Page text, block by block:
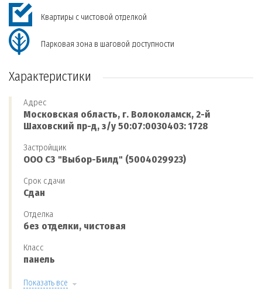
Квартиры с чистовой отделкой
Парковая зона в шаговой доступности
Характеристики
Адрес
Московская область, г. Волоколамск, 2-й
Шаховский пр-д, з/у 50:07:0030403: 1728
Застройщик
ООО СЗ "Выбор-Билд" (5004029923)
Срок сдачи
Сдан
Отделка
без отделки, чистовая
Класс
панель
Показать все